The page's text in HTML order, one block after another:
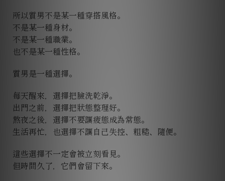
所以質男不是某一種穿搭風格。
不是某一種身材。
不是某一種職業。
也不是某一種性格。
質男是一種選擇。
每天醒來，選擇把臉洗乾淨。
出門之前，選擇把狀態整理好。
熬夜之後，選擇不要讓疲態成為常態。
生活再忙，也選擇不讓自己失控、粗糙、隨便。
這些選擇不一定會被立刻看見。
但時間久了，它們會留下來。